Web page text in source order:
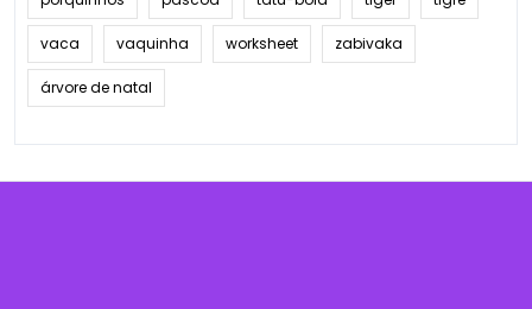
vaca vaquinha worksheet zabivaka
árvore de natal